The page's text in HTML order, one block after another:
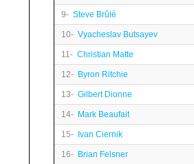
9- Steve Brûlé
10- Vyacheslav Butsayev
11- Christian Matte
12- Byron Ritchie
13- Gilbert Dionne
14- Mark Beaufait
15- Ivan Ciernik
16- Brian Felsner